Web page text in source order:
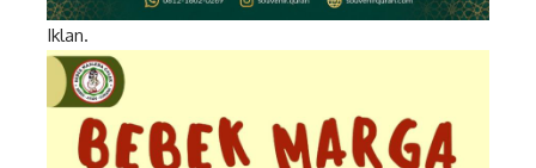
Iklan.